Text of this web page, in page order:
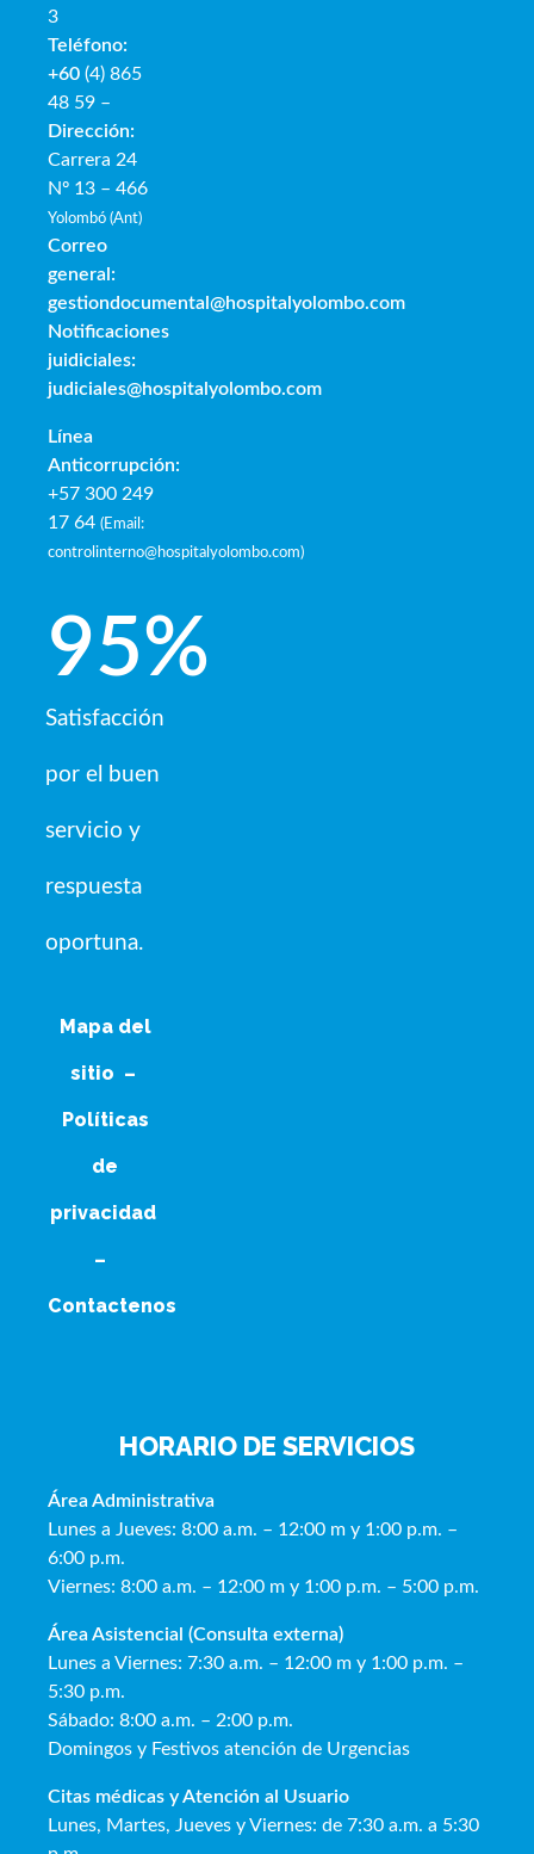
3
Teléfono:
+60 (4) 865
48 59 –
Dirección:
Carrera 24
Nº 13 – 466
Yolombó (Ant)
Correo
general:
gestiondocumental@hospitalyolombo.com
Notificaciones
juidiciales:
judiciales@hospitalyolombo.com
Línea
Anticorrupción:
+57 300 249
17 64 (Email:
controlinterno@hospitalyolombo.com)
Satisfacción
por el buen
servicio y
respuesta
oportuna.
95%
Mapa del
sitio –
Políticas
de
privacidad
–
Contactenos
HORARIO DE SERVICIOS
Área Administrativa
Lunes a Jueves: 8:00 a.m. – 12:00 m y 1:00 p.m. –
6:00 p.m.
Viernes: 8:00 a.m. – 12:00 m y 1:00 p.m. – 5:00 p.m.
Área Asistencial (Consulta externa)
Lunes a Viernes: 7:30 a.m. – 12:00 m y 1:00 p.m. –
5:30 p.m.
Sábado: 8:00 a.m. – 2:00 p.m.
Domingos y Festivos atención de Urgencias
Citas médicas y Atención al Usuario
Lunes, Martes, Jueves y Viernes: de 7:30 a.m. a 5:30